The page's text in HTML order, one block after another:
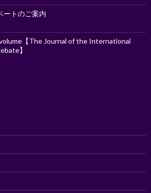
ートのご案内
【The Journal of the International
】